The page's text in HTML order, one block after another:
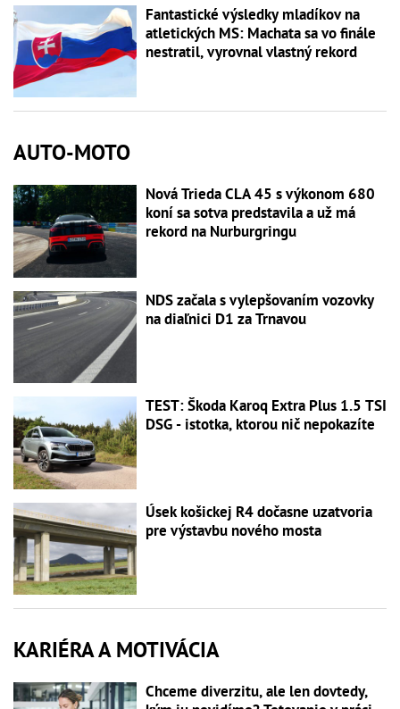
Fantastické výsledky mladíkov na
atletických MS: Machata sa vo finále
nestratil, vyrovnal vlastný rekord
AUTO-MOTO
Nová Trieda CLA 45 s výkonom 680
koní sa sotva predstavila a už má
rekord na Nurburgringu
NDS začala s vylepšovaním vozovky
na diaľnici D1 za Trnavou
TEST: Škoda Karoq Extra Plus 1.5 TSI
DSG - istotka, ktorou nič nepokazíte
Úsek košickej R4 dočasne uzatvoria
pre výstavbu nového mosta
KARIÉRA A MOTIVÁCIA
Chceme diverzitu, ale len dovtedy,